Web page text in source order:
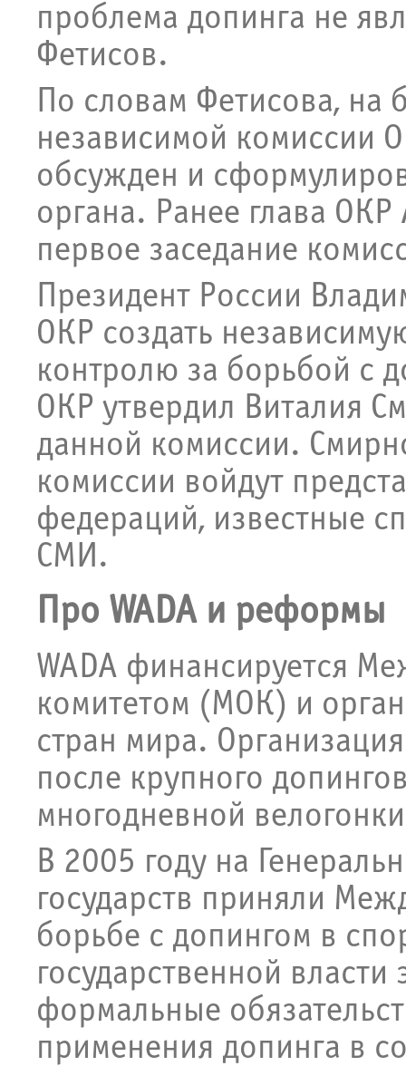
проблема допинга не
Фетисов.
По словам Фетисова,
независимой комиссии
обсужден и
органа. Ранее глава
первое заседание
Президент России
ОКР создать
контролю за борьбой с
ОКР утвердил Виталия
данной комиссии.
комиссии войдут
федераций, известные
СМИ.
Про WADA и реформы
WADA финансируется
комитетом (МОК) и
стран мира.
после крупного
многодневной
В 2005 году на
государств приняли
борьбе с допингом в
государственной власти
формальные
применения допинга в